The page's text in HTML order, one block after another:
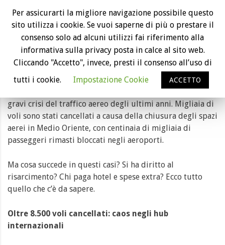
Voli cancellati per la guerra in Medio
Oriente: cosa spetta ai passeggeri e come
ottenere il rimborso
L’escalation del conflitto tra Stati Uniti, Israele e Iran,
esplosa il 28 febbraio 2026, ha provocato una delle più
gravi crisi del traffico aereo degli ultimi anni. Migliaia di
voli sono stati cancellati a causa della chiusura degli spazi
aerei in Medio Oriente, con centinaia di migliaia di
passeggeri rimasti bloccati negli aeroporti.
Ma cosa succede in questi casi? Si ha diritto al
risarcimento? Chi paga hotel e spese extra? Ecco tutto
quello che c’è da sapere.
Oltre 8.500 voli cancellati: caos negli hub
internazionali
Per assicurarti la migliore navigazione possibile questo
sito utilizza i cookie. Se vuoi saperne di più o prestare il
consenso solo ad alcuni utilizzi fai riferimento alla
informativa sulla privacy posta in calce al sito web.
Cliccando "Accetto", invece, presti il consenso all’uso di
tutti i cookie.
Impostazione Cookie ACCETTO